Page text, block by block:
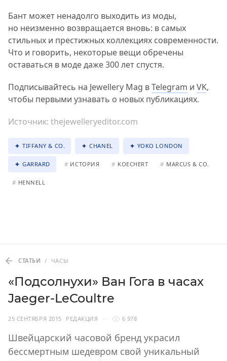
Бант может ненадолго выходить из моды,
но неизменно возвращается вновь: в самых
стильных и престижных коллекциях современности.
Что и говорить, некоторые вещи обречены
оставаться в моде даже 300 лет спустя.
Подписывайтесь на Jewellery Mag вTelegram и VK,
чтобы первыми узнавать о новых публикациях.
Источник: thejewelleryeditor.com
TIFFANY & CO. CHANEL YOKO LONDON
GARRARD # ИСТОРИЯ # KOECHERT # MARCUS & CO.
# HENNELL
СТАТЬИ / ЧАСЫ
«Подсолнухи» Ван Гога в часах
Jaeger-LeCoultre
25 СЕНТЯБРЯ 2015 РЕДАКЦИЯ 6 978
Швейцарский часовой бренд украсил
бессмертным шедевром свой уникальный